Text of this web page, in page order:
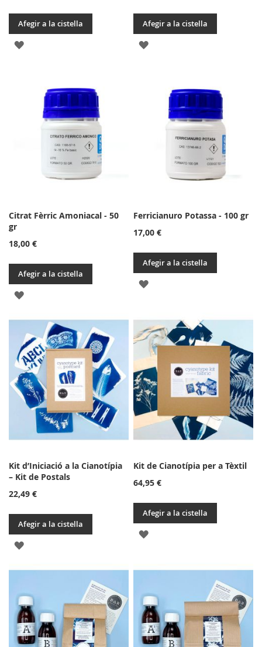
Afegir a la cistella
AFEGIR
LLISTA
DESITJOS
Afegir a la cistella
AFEGIR
LLISTA
DESITJOS
Citrat Fèrric Amoniacal - 50
gr
18,00 €
Afegir a la cistella
AFEGIR
LA
LLISTA
DE
DESITJOS
Ferricianuro Potassa - 100 gr
17,00 €
Afegir a la cistella
AFEGIR
LA
LLISTA
DE
DESITJOS
Kit d’Iniciació a la Cianotípia
– Kit de Postals
22,49 €
Afegir a la cistella
AFEGIR
LLISTA
DE
Kit de Cianotípia per a Tèxtil
64,95 €
Afegir a la cistella
AFEGIR
LA
LLISTA
DE
DESITJOS